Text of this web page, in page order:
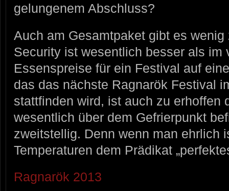
gelungenem Abschluss?
Auch am Gesamtpaket gibt es
Security ist wesentlich besser als im
Essenspreise für ein Festival auf
das das nächste Ragnarök Festival
stattfinden wird, ist auch zu erhoffen
wesentlich über dem Gefrierpunkt
zweitstellig. Denn wenn man ehrlich
Temperaturen dem Prädikat
Ragnarök 2013